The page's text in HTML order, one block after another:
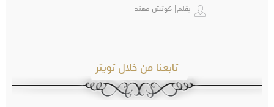
بقلم| كوتش مهند
تابعنا من خلال تويتر